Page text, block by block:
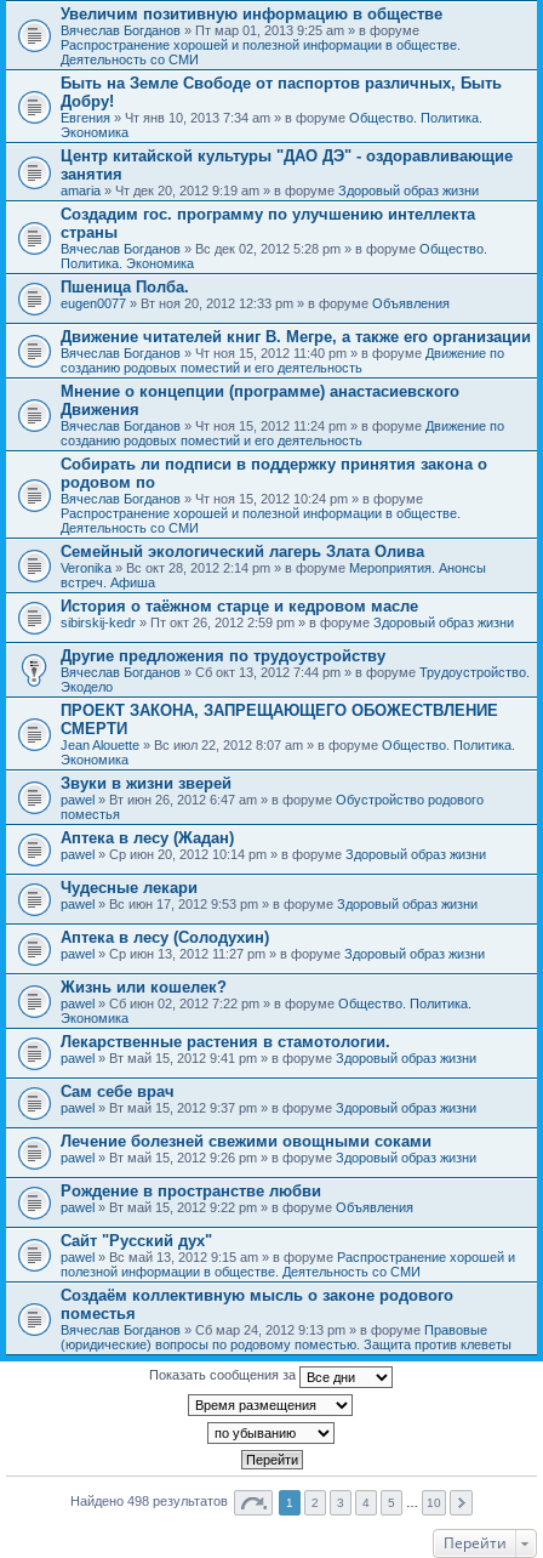
д
е
р
ж
и
т
о
п
р
о
с
.
Увеличим позитивную информацию в обществе
Вячеслав Богданов » Пт мар 01, 2013 9:25 am » в форуме
Распространение хорошей и полезной информации в обществе.
Деятельность со СМИ
Быть на Земле Свободе от паспортов различных, Быть
Добру!
Евгения » Чт янв 10, 2013 7:34 am » в форуме Общество. Политика.
Экономика
Центр китайской культуры "ДАО ДЭ" - оздоравливающие
занятия
amaria » Чт дек 20, 2012 9:19 am » в форуме Здоровый образ жизни
Создадим гос. программу по улучшению интеллекта
страны
Вячеслав Богданов » Вс дек 02, 2012 5:28 pm » в форуме Общество.
Политика. Экономика
Пшеница Полба.
eugen0077 » Вт ноя 20, 2012 12:33 pm » в форуме Объявления
Движение читателей книг В. Мегре, а также его организации
Вячеслав Богданов » Чт ноя 15, 2012 11:40 pm » в форуме Движение по
созданию родовых поместий и его деятельность
Мнение о концепции (программе) анастасиевского
Движения
Вячеслав Богданов » Чт ноя 15, 2012 11:24 pm » в форуме Движение по
созданию родовых поместий и его деятельность
Собирать ли подписи в поддержку принятия закона о
родовом по
Вячеслав Богданов » Чт ноя 15, 2012 10:24 pm » в форуме
Распространение хорошей и полезной информации в обществе.
Деятельность со СМИ
Семейный экологический лагерь Злата Олива
Veronika » Вс окт 28, 2012 2:14 pm » в форуме Мероприятия. Анонсы
встреч. Афиша
История о таёжном старце и кедровом масле
sibirskij-kedr » Пт окт 26, 2012 2:59 pm » в форуме Здоровый образ жизни
Другие предложения по трудоустройству
Вячеслав Богданов » Сб окт 13, 2012 7:44 pm » в форуме Трудоустройство.
Экодело
ПРОЕКТ ЗАКОНА, ЗАПРЕЩАЮЩЕГО ОБОЖЕСТВЛЕНИЕ
СМЕРТИ
Jean Alouette » Вс июл 22, 2012 8:07 am » в форуме Общество. Политика.
Экономика
Звуки в жизни зверей
pawel » Вт июн 26, 2012 6:47 am » в форуме Обустройство родового
поместья
Аптека в лесу (Жадан)
pawel » Ср июн 20, 2012 10:14 pm » в форуме Здоровый образ жизни
Чудесные лекари
pawel » Вс июн 17, 2012 9:53 pm » в форуме Здоровый образ жизни
Аптека в лесу (Солодухин)
pawel » Ср июн 13, 2012 11:27 pm » в форуме Здоровый образ жизни
Жизнь или кошелек?
pawel » Сб июн 02, 2012 7:22 pm » в форуме Общество. Политика.
Экономика
Лекарственные растения в стамотологии.
pawel » Вт май 15, 2012 9:41 pm » в форуме Здоровый образ жизни
Сам себе врач
pawel » Вт май 15, 2012 9:37 pm » в форуме Здоровый образ жизни
Лечение болезней свежими овощными соками
pawel » Вт май 15, 2012 9:26 pm » в форуме Здоровый образ жизни
Рождение в пространстве любви
pawel » Вт май 15, 2012 9:22 pm » в форуме Объявления
Сайт "Русский дух"
pawel » Вс май 13, 2012 9:15 am » в форуме Распространение хорошей и
полезной информации в обществе. Деятельность со СМИ
Создаём коллективную мысль о законе родового
поместья
Вячеслав Богданов » Сб мар 24, 2012 9:13 pm » в форуме Правовые
(юридические) вопросы по родовому поместью. Защита против клеветы
Показать сообщения за
Найдено 498 результатов 1 2 3 4 5 10
Перейти